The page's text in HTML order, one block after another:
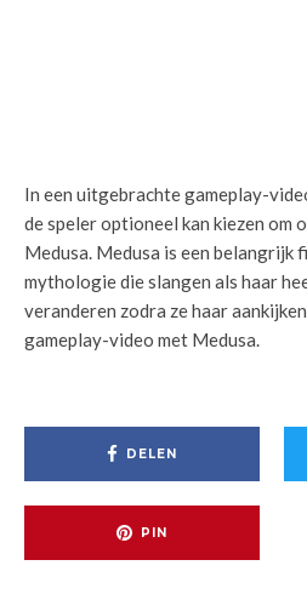
In een uitgebrachte gameplay-
de speler optioneel kan kiezen om
Medusa. Medusa is een belangrijk
mythologie die slangen als haar
veranderen zodra ze haar
gameplay-video met Medusa.
DELEN
PIN